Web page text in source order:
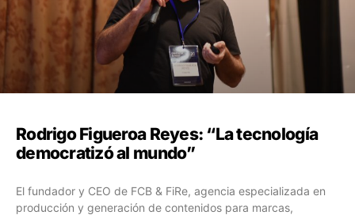
Rodrigo Figueroa Reyes: “La tecnología
democratizó al mundo”
El fundador y CEO de FCB & FiRe, agencia especializada en
producción y generación de contenidos para marcas,